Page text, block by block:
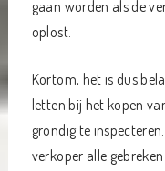
gaan worden als de
oplost.
Kortom, het is dus
letten bij het kopen
grondig te
verkoper alle